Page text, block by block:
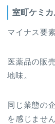
室町ケミ
マイナス要
医薬品の販
地味。
同じ業態の
を感じません